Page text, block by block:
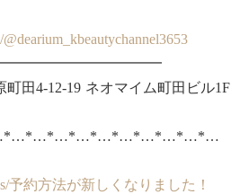
田4-12-19 ネオマイム町田ビル1F
予約方法が新しくなりました！